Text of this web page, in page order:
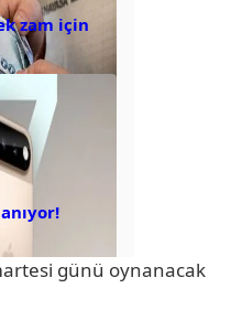
zam için
günü oynanacak